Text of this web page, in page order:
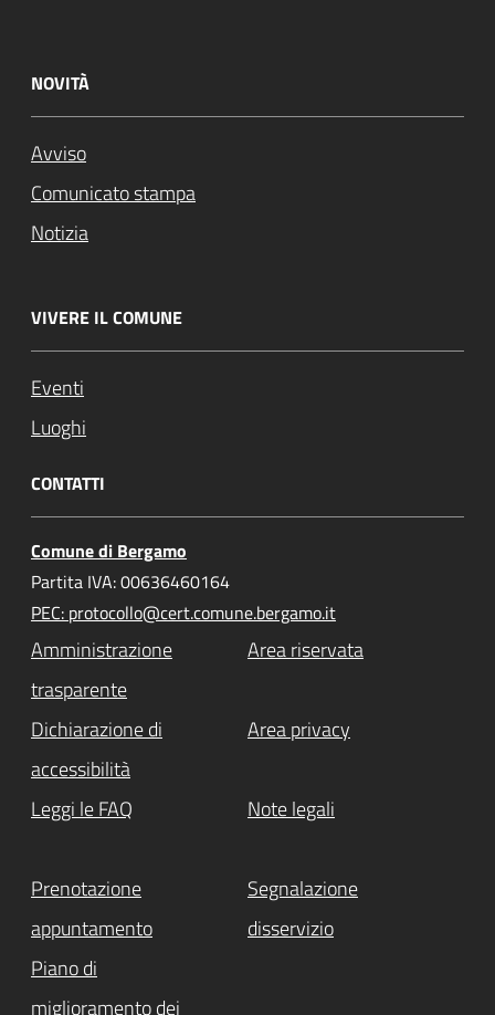
NOVITÀ
Avviso
Comunicato stampa
Notizia
VIVERE IL COMUNE
Eventi
Luoghi
CONTATTI
Comune di Bergamo
Partita IVA: 00636460164
PEC: protocollo@cert.comune.bergamo.it
Amministrazione
trasparente
Area riservata
Dichiarazione di
accessibilità
Area privacy
Leggi le FAQ Note legali
Prenotazione
appuntamento
Segnalazione
disservizio
Piano di
miglioramento dei